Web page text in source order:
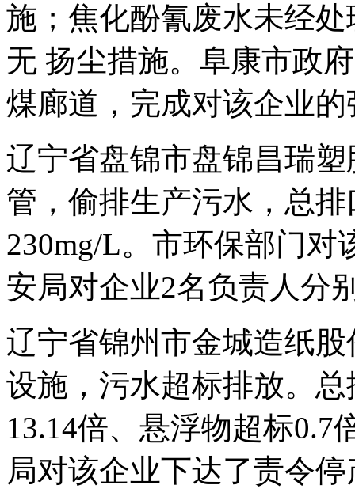
施；焦化酚氰废水未经
无 扬尘措施。阜康市政
煤廊道，完成对该企业
辽宁省盘锦市盘锦昌瑞
管，偷排生产污水，总
230mg/L。市环保部门对
安局对企业2名负责人分
辽宁省锦州市金城造纸
设施，污水超标排放。
13.14倍、悬浮物超标0.7
局对该企业下达了责令